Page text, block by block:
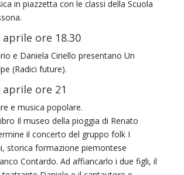
in piazzetta con le classi della Scuola
aprile ore 18.30
e Daniela Ciriello presentano Un
(Radici future).
aprile ore 21
e musica popolare.
Il museo della pioggia di Renato
il concerto del gruppo folk I
storica formazione piemontese
Contardo. Ad affiancarlo i due figli, il